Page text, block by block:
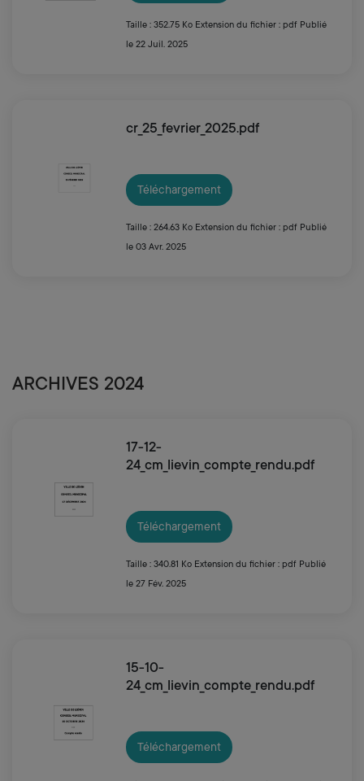
Taille : 352.75 Ko Extension du fichier : pdf Publié
le 22 Juil. 2025
cr_25_fevrier_2025.pdf
Téléchargement
Taille : 264.63 Ko Extension du fichier : pdf Publié
le 03 Avr. 2025
ARCHIVES 2024
17-12-
24_cm_lievin_compte_rendu.pdf
Téléchargement
Taille : 340.81 Ko Extension du fichier : pdf Publié
le 27 Fév. 2025
15-10-
24_cm_lievin_compte_rendu.pdf
Téléchargement